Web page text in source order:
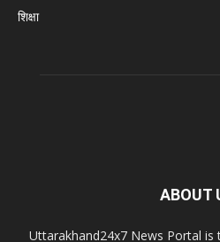
शिक्षा
ABOUT
Uttarakhand24x7 News Portal